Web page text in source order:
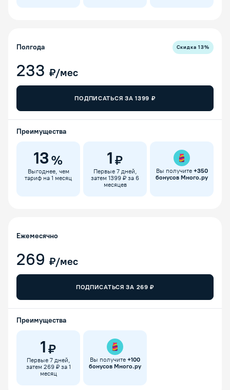
Полгода Скидка13%
233 ₽/мес
ПОДПИСАТЬСЯ ЗА1399 ₽
Преимущества
13 %
Выгоднее, чем
тариф на 1 месяц
1 ₽
Первые 7 дней,
затем 1399 ₽ за 6
месяцев
Вы получите +350
бонусов Много.ру
Ежемесячно
269 ₽/мес
ПОДПИСАТЬСЯ ЗА 269 ₽
Преимущества
1 ₽
Первые 7 дней,
затем 269 ₽ за 1
месяц
Вы получите +100
бонусов Много.ру